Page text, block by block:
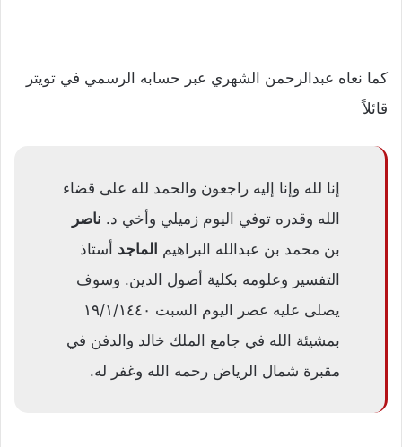
كما نعاه عبدالرحمن الشهري عبر حسابه الرسمي في تويتر
قائلاً
إنا لله وإنا إليه راجعون والحمد لله على قضاء
الله وقدره توفي اليوم زميلي وأخي د. ناصر
بن محمد بن عبدالله البراهيم الماجد أستاذ
التفسير وعلومه بكلية أصول الدين. وسوف
يصلى عليه عصر اليوم السبت ١٩/١/١٤٤٠
بمشيئة الله في جامع الملك خالد والدفن في
مقبرة شمال الرياض رحمه الله وغفر له.